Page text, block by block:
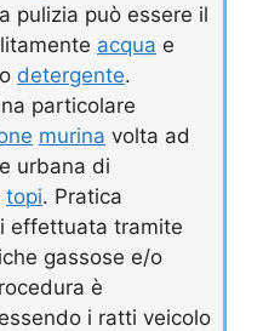
pulizia può essere il
acqua e
o detergente.
particolare
murina volta ad
urbana di
topi. Pratica
effettuata tramite
gassose e/o
è
i ratti veicolo